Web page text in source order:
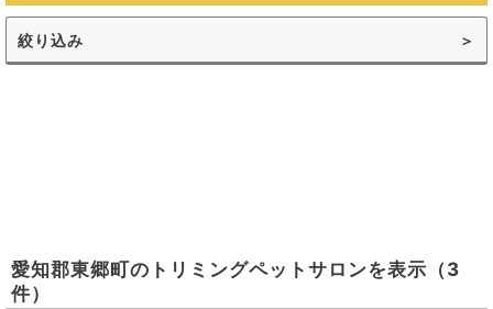
絞り込み
愛知郡東郷町の トリミングペットサロンを表示 （3
件）